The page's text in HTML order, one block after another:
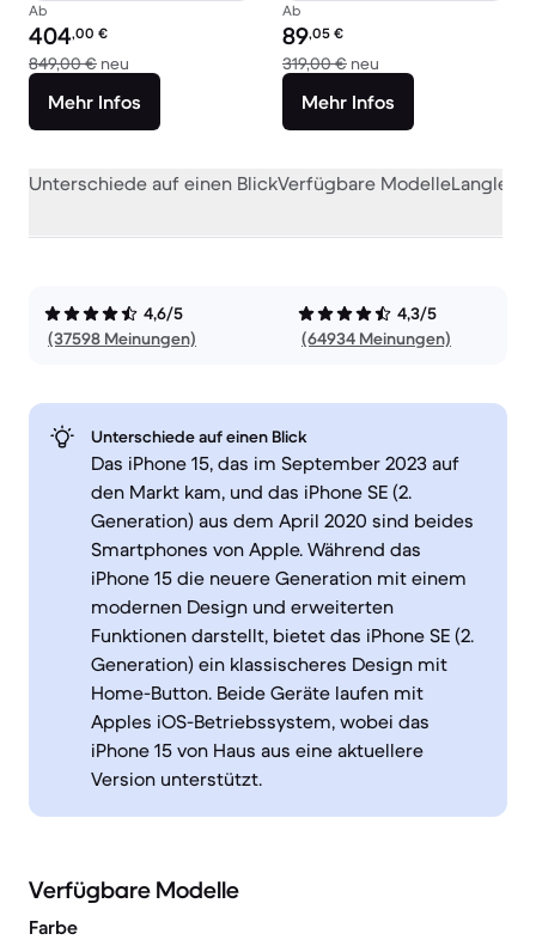
Ab
Preis des erneuerten Produkts:
404,00 €
849,00 € neu Im Vergleich zum Neupreis von 849,00 €
Mehr Infos
Ab
Preis des erneuerten Produkts:
89,05 €
319,00 € neu
Mehr Infos
Unterschiede auf einen BlickVerfügbare Modelle
4,6/5
(37598 Meinungen)
4,3/5
(64934 Meinungen)
Unterschiede auf einen Blick
Das iPhone 15, das im September 2023 auf
den Markt kam, und das iPhone SE (2.
Generation) aus dem April 2020 sind beides
Smartphones von Apple. Während das
iPhone 15 die neuere Generation mit einem
modernen Design und erweiterten
Funktionen darstellt, bietet das iPhone SE (2.
Generation) ein klassischeres Design mit
Home-Button. Beide Geräte laufen mit
Apples iOS-Betriebssystem, wobei das
iPhone 15 von Haus aus eine aktuellere
Version unterstützt.
Verfügbare Modelle
Farbe